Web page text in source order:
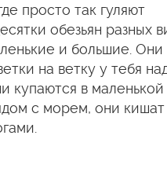
просто так гуляют
обезьян разных
и большие. Они
на ветку у тебя
купаются в маленькой
с морем, они кишат